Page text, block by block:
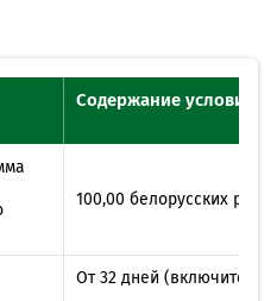
Содержание условий
100,00 белорусских
От 32 дней